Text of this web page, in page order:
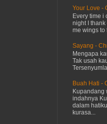
Your Love -
Every time i
night I
me wings to
Sayang -
Mengapa
Tak usah
Buah Hati -
Kupandang
indahnya
dalam
kurasa...